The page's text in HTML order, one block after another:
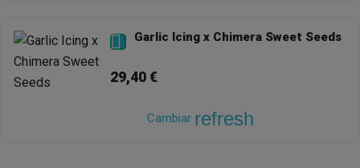
 Garlic Icing x Chimera Sweet Seeds
29,40 €
Cambiar refresh